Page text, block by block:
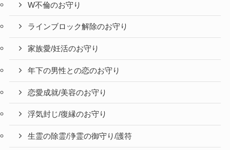
W不倫のお守り
ラインブロック解除のお守り
家族愛/妊活のお守り
年下の男性との恋のお守り
恋愛成就/美容のお守り
浮気封じ/復縁のお守り
生霊の除霊/浄霊の御守り/護符